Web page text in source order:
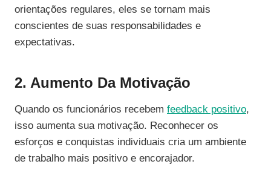
orientações regulares, eles se tornam mais
conscientes de suas responsabilidades e
expectativas.
2. Aumento Da Motivação
Quando os funcionários recebem feedback positivo,
isso aumenta sua motivação. Reconhecer os
esforços e conquistas individuais cria um ambiente
de trabalho mais positivo e encorajador.